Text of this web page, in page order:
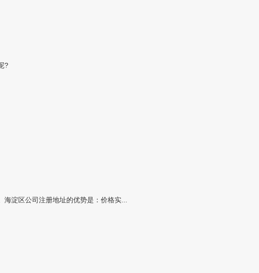
?
淀区公司注册地址的优势是：价格实...